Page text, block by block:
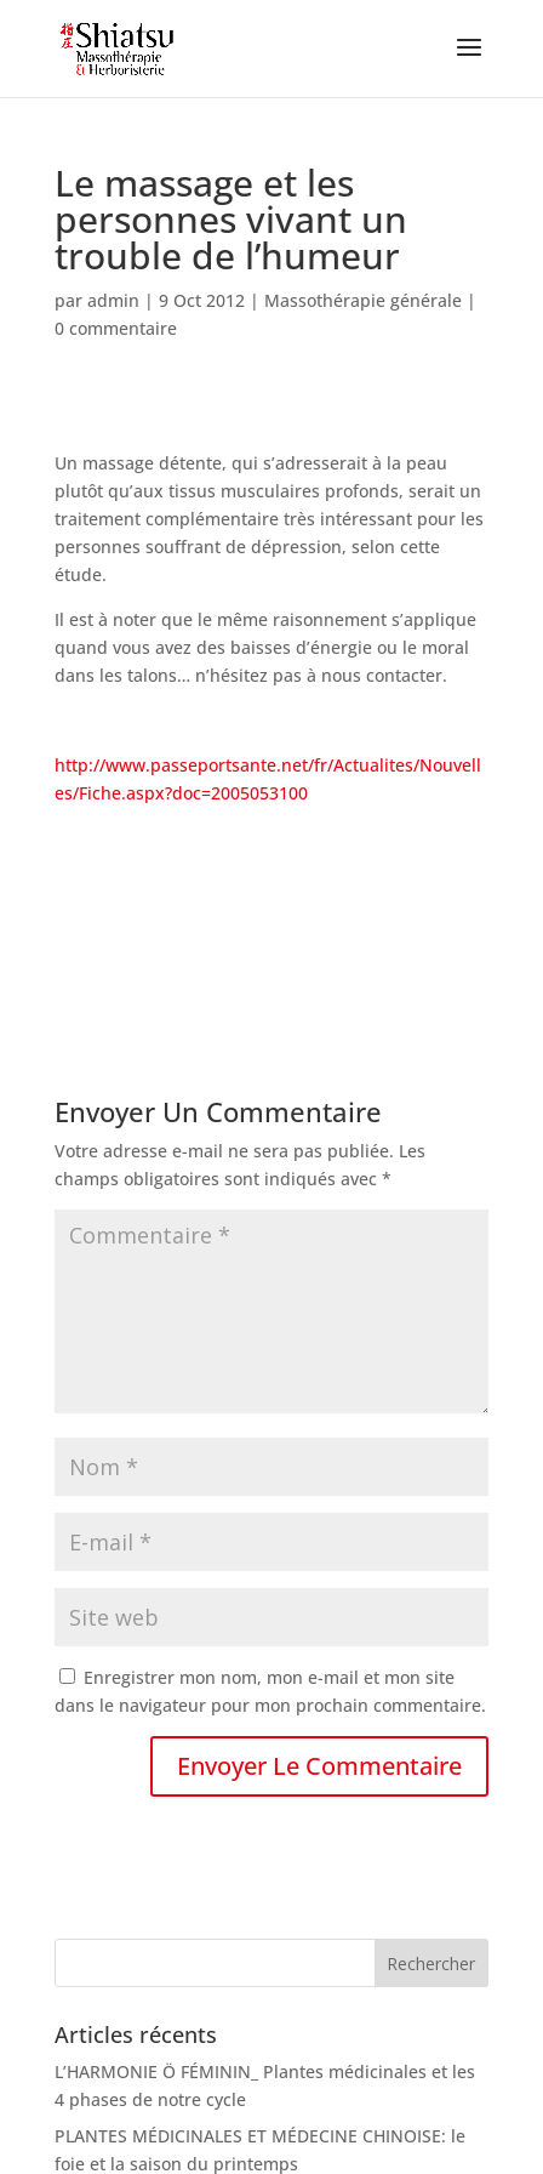
Le massage et les
personnes vivant un
trouble de l’humeur
par admin | 9 Oct 2012| Massothérapie générale|
0 commentaire
Un massage détente, qui s’adresserait à la peau
plutôt qu’aux tissus musculaires profonds, serait un
traitement complémentaire très intéressant pour les
personnes souffrant de dépression, selon cette
étude.
Il est à noter que le même raisonnement s’applique
quand vous avez des baisses d’énergie ou le moral
dans les talons… n’hésitez pas à nous contacter.
http://www.passeportsante.net/fr/Actualites/Nouvell
es/Fiche.aspx?doc=2005053100
Envoyer Un Commentaire
Votre adresse e-mail ne sera pas publiée. Les
champs obligatoires sont indiqués avec *
Enregistrer mon nom, mon e-mail et mon site
dans le navigateur pour mon prochain commentaire.
Articles récents
L’HARMONIE Ö FÉMININ_ Plantes médicinales et les
4 phases de notre cycle
PLANTES MÉDICINALES ET MÉDECINE CHINOISE: le
foie et la saison du printemps